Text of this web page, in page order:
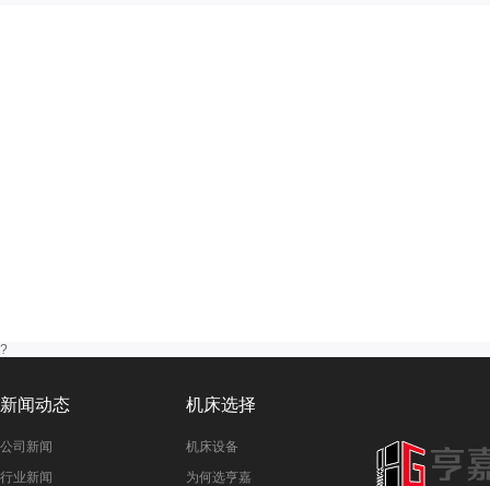
?
新闻动态
公司新闻
行业新闻
机床选择
机床设备
为何选亨嘉